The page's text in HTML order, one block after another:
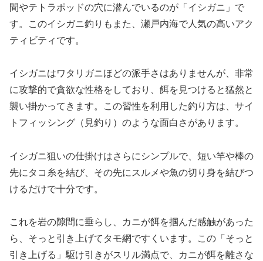
間やテトラポッドの穴に潜んでいるのが「イシガニ」で
す。このイシガニ釣りもまた、瀬戸内海で人気の高いアク
ティビティです。
イシガニはワタリガニほどの派手さはありませんが、非常
に攻撃的で貪欲な性格をしており、餌を見つけると猛然と
襲い掛かってきます。この習性を利用した釣り方は、サイ
トフィッシング（見釣り）のような面白さがあります。
イシガニ狙いの仕掛けはさらにシンプルで、短い竿や棒の
先にタコ糸を結び、その先にスルメや魚の切り身を結びつ
けるだけで十分です。
これを岩の隙間に垂らし、カニが餌を掴んだ感触があった
ら、そっと引き上げてタモ網ですくいます。この「そっと
引き上げる」駆け引きがスリル満点で、カニが餌を離さな